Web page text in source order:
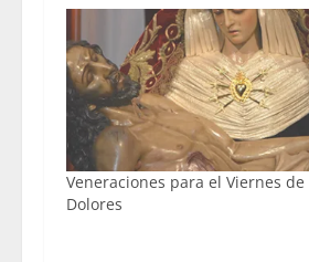
Veneraciones para el Viernes de
Dolores